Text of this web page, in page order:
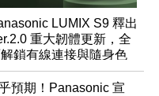
LUMIX S9 釋出
重大韌體更新，全
鎖有線連接與隨身色
輯
預期！Panasonic 宣